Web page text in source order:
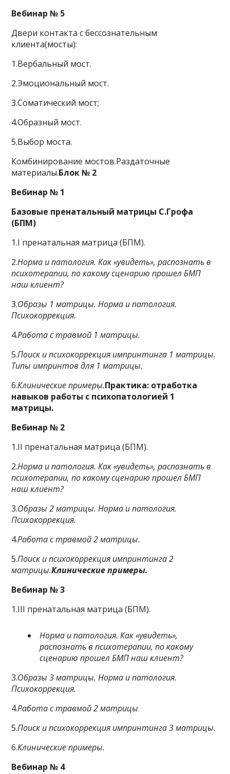
Вебинар № 5
Двери контакта с бессознательным
клиента(мосты):
1.Вербальный мост.
2.Эмоциональный мост.
3.Соматический мост;
4.Образный мост.
5.Выбор моста.
Комбинирование мостов.Раздаточные
материалы.Блок № 2
Вебинар № 1
Базовые пренатальный матрицы С.Грофа
(БПМ)
1.I пренатальная матрица (БПМ).
2.Норма и патология. Как «увидеть», распознать в
психотерапии, по какому сценарию прошел БМП
наш клиент?
3.Образы 1 матрицы. Норма и патология.
Психокоррекция.
4.Работа с травмой 1 матрицы.
5.Поиск и психокоррекция импринтинга 1 матрицы.
Типы импринтов для 1 матрицы.
6.Клинические примеры.Практика: отработка
навыков работы с психопатологией 1
матрицы.
Вебинар № 2
1.II пренатальная матрица (БПМ).
2.Норма и патология. Как «увидеть», распознать в
психотерапии, по какому сценарию прошел БМП
наш клиент?
3.Образы 2 матрицы. Норма и патология.
Психокоррекция.
4.Работа с травмой 2 матрицы.
5.Поиск и психокоррекция импринтинга 2
матрицы.Клинические примеры.
Вебинар № 3
1.III пренатальная матрица (БПМ).
Норма и патология. Как «увидеть»,
распознать в психотерапии, по какому
сценарию прошел БМП наш клиент?
3.Образы 3 матрицы. Норма и патология.
Психокоррекция.
4.Работа с травмой 2 матрицы
5.Поиск и психокоррекция импринтинга 3 матрицы.
6.Клинические примеры.
Вебинар № 4